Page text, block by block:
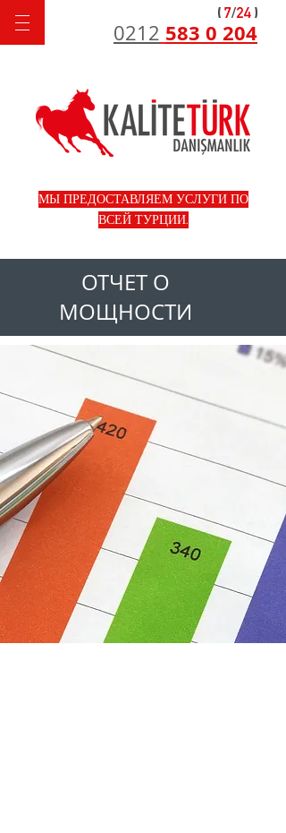
0212 583 0 204
МЫ ПРЕДОСТАВЛЯЕМ УСЛУГИ ПО
ВСЕЙ ТУРЦИИ.
ОТЧЕТ О
МОЩНОСТИ